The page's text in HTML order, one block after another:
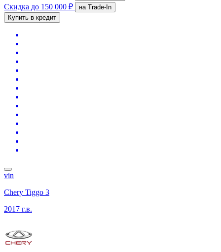
Скидка до 150 000 ₽
на Trade-In
Купить в кредит
vin
Chery Tiggo 3
2017 г.в.